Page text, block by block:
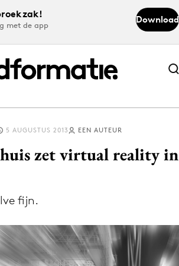
met de app
Download
Abonneer nu
Abonneer nu
nieuws via de Adformatie
5 AUGUSTUS 2013 EEN AUTEUR
zet virtual reality in
fijn.